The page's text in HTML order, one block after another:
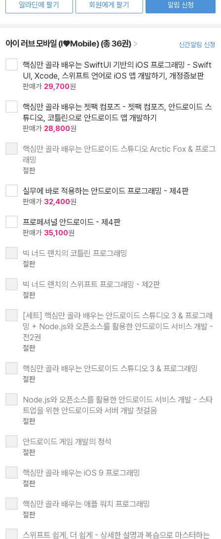
알라딘에 팔기
회원에게 팔기
알림 신청
아이 러브 모바일 (I♥Mobile) (총 36권) 신간알림 신청
핵심만 골라 배우는 SwiftUI 기반의 iOS 프로그래밍 - Swift
UI, Xcode, 스위프트 언어로 iOS 앱 개발하기, 개정증보판
판매가 29,700원
핵심만 골라 배우는 젯팩 컴포즈 - 젯팩 컴포즈, 안드로이드 스
튜디오, 코틀린으로 안드로이드 앱 개발하기
판매가 28,800원
핵심만 골라 배우는 안드로이드 스튜디오 Arctic Fox & 프로그
래밍
절판
실무에 바로 적용하는 안드로이드 프로그래밍 - 제4판
판매가 32,400원
프로페셔널 안드로이드 - 제4판
판매가 35,100원
빅 너드 랜치의 코틀린 프로그래밍
절판
빅 너드 랜치의 스위프트 프로그래밍 - 제2판
절판
[세트] 핵심만 골라 배우는 안드로이드 스튜디오 3 & 프로그래
밍 + Node.js와 오픈소스를 활용한 안드로이드 서비스 개발 -
전2권
절판
핵심만 골라 배우는 안드로이드 스튜디오 3 & 프로그래밍
절판
Node.js와 오픈소스를 활용한 안드로이드 서비스 개발 - 스타
트업을 위한 안드로이드와 서버 개발 첫걸음
절판
안드로이드 게임 개발의 정석
절판
핵심만 골라 배우는 iOS 9 프로그래밍
절판
핵심만 골라 배우는 애플 워치 프로그래밍
절판
스위프트 쉽게, 더 쉽게 - 상세한 설명과 복습으로 마스터하는